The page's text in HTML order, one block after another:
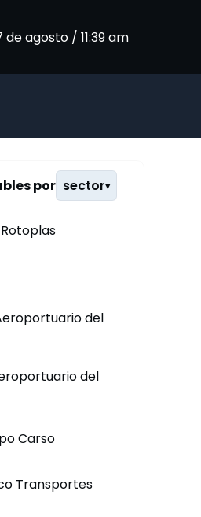
de agosto / 11:39 am
por sector▾
del
del
Carso
Transportes